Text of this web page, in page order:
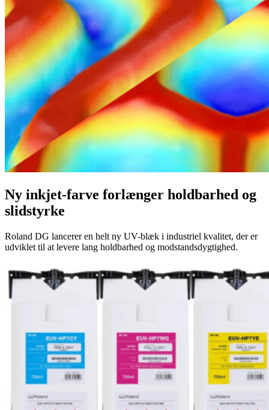
Ny inkjet-farve forlænger holdbarhed og
slidstyrke
Roland DG lancerer en helt ny UV-blæk i industriel kvalitet, der er
udviklet til at levere lang holdbarhed og modstandsdygtighed.